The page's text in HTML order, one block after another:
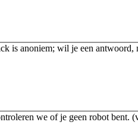
is anoniem; wil je een antwoord,
we of je geen robot bent.